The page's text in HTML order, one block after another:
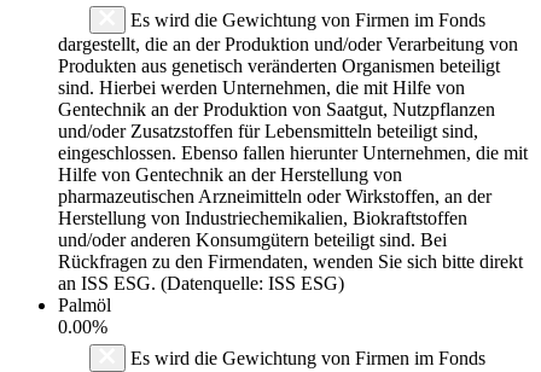
Es wird die Gewichtung von Firmen im Fonds
dargestellt, die an der Produktion und/oder Verarbeitung von
Produkten aus genetisch veränderten Organismen beteiligt
sind. Hierbei werden Unternehmen, die mit Hilfe von
Gentechnik an der Produktion von Saatgut, Nutzpflanzen
und/oder Zusatzstoffen für Lebensmitteln beteiligt sind,
eingeschlossen. Ebenso fallen hierunter Unternehmen, die mit
Hilfe von Gentechnik an der Herstellung von
pharmazeutischen Arzneimitteln oder Wirkstoffen, an der
Herstellung von Industriechemikalien, Biokraftstoffen
und/oder anderen Konsumgütern beteiligt sind. Bei
Rückfragen zu den Firmendaten, wenden Sie sich bitte direkt
an ISS ESG. (Datenquelle: ISS ESG)
Palmöl
0.00%
Es wird die Gewichtung von Firmen im Fonds